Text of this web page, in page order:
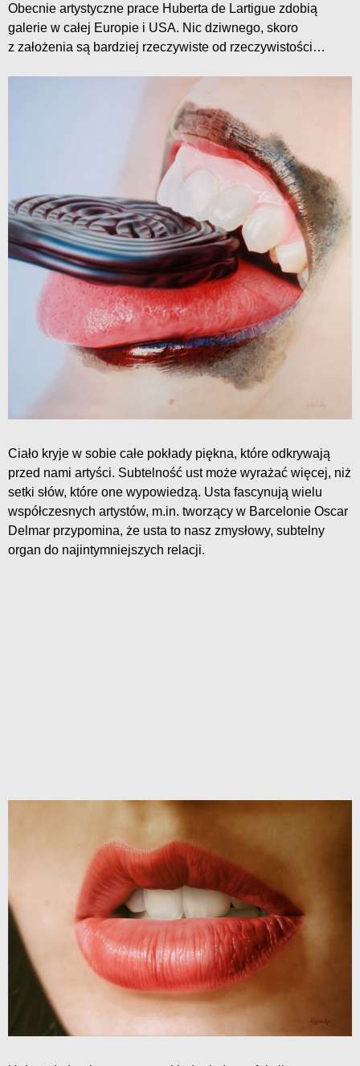
Obecnie artystyczne prace Huberta de Lartigue zdobią
galerie w całej Europie i USA. Nic dziwnego, skoro
z założenia są bardziej rzeczywiste od rzeczywistości…
Ciało kryje w sobie całe pokłady piękna, które odkrywają
przed nami artyści. Subtelność ust może wyrażać więcej, niż
setki słów, które one wypowiedzą. Usta fascynują wielu
współczesnych artystów, m.in. tworzący w Barcelonie Oscar
Delmar przypomina, że usta to nasz zmysłowy, subtelny
organ do najintymniejszych relacji.